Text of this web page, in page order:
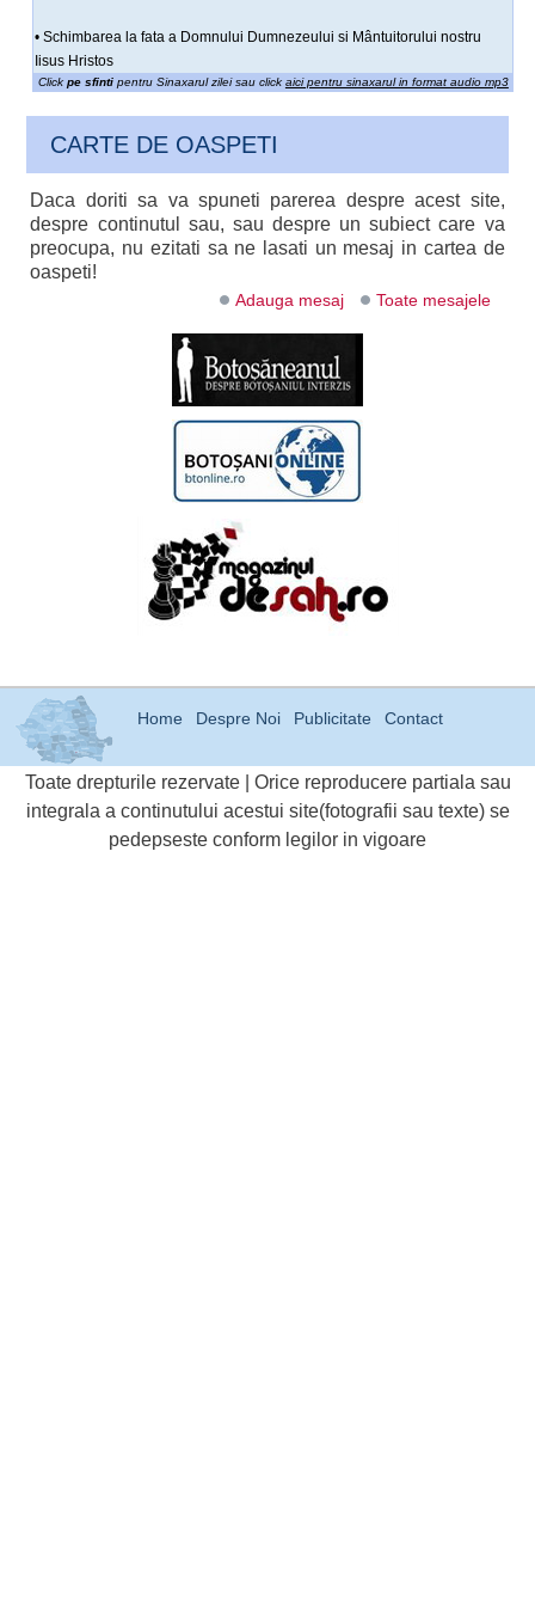
• Schimbarea la fata a Domnului Dumnezeului si Mântuitorului nostru
Iisus Hristos
Click pe sfintipentru Sinaxarul zilei sau click aici pentru sinaxarul in format audio mp3
CARTE DE OASPETI
Daca doriti sa va spuneti parerea despre acest site,
despre continutul sau, sau despre un subiect care va
preocupa, nu ezitati sa ne lasati un mesaj in cartea de
oaspeti!
Adauga mesaj Toate mesajele
Home Despre Noi Publicitate Contact
Toate drepturile rezervate | Orice reproducere partiala sau
integrala a continutului acestui site(fotografii sau texte) se
pedepseste conform legilor in vigoare